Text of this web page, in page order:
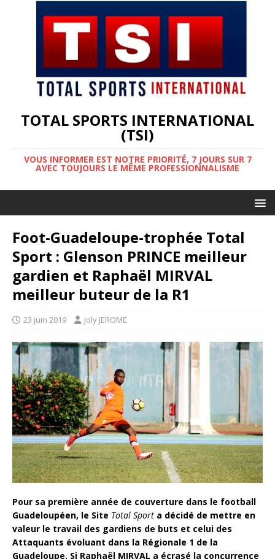
TOTAL SPORTS INTERNATIONAL
(TSI)
VOUS INFORMER EST NOTRE PRIORITÉ, 7 JOURS SUR 7
AVEC TOUJOURS LE MÊME PROFESSIONNALISME
Foot-Guadeloupe-trophée Total
Sport : Glenson PRINCE meilleur
gardien et Raphaël MIRVAL
meilleur buteur de la R1
23 juin 2019 Joly JEROME
Pour sa première année de couverture dans le football
Guadeloupéen, le Site Total Sport a décidé de mettre en
valeur le travail des gardiens de buts et celui des
Attaquants évoluant dans la Régionale 1 de la
Guadeloupe. Si Raphaël MIRVAL a écrasé la concurrence